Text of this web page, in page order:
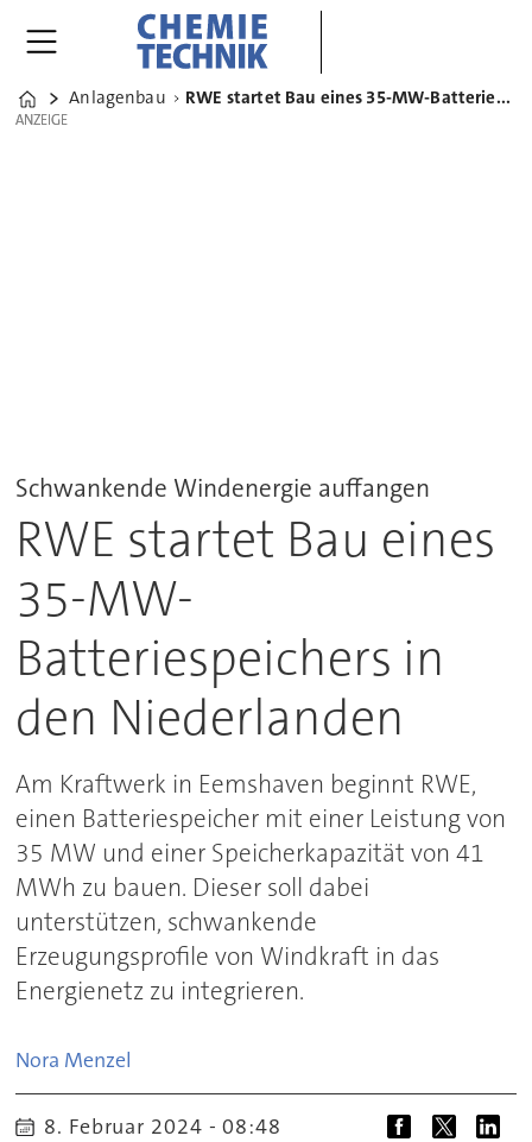
Home
Anlagenbau RWE startet Bau eines 35-MW-Batteriespeichers in den Niederlanden
ANZEIGE
ANZEIGE
Schwankende Windenergie auffangen
RWE startet Bau eines
35-MW-
Batteriespeichers in
den Niederlanden
Am Kraftwerk in Eemshaven beginnt RWE,
einen Batteriespeicher mit einer Leistung von
35 MW und einer Speicherkapazität von 41
MWh zu bauen. Dieser soll dabei
unterstützen, schwankende
Erzeugungsprofile von Windkraft in das
Energienetz zu integrieren.
Nora Menzel
8. Februar 2024 - 08:48